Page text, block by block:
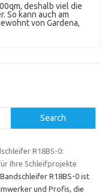
deshalb viel die
So kann auch am
von Gardena,
Search
R18BS-0:
Ihre Schleifprojekte
R18BS-0 ist
und Profis, die